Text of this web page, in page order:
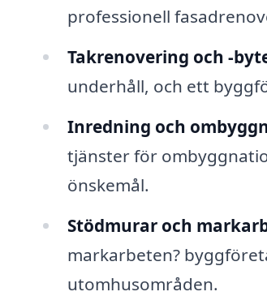
professionell
Takrenovering och -
underhåll, och ett
Inredning och
tjänster för
önskemål.
Stödmurar och
markarbeten?
utomhusområden.